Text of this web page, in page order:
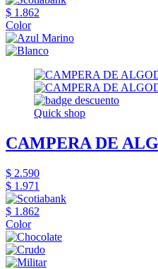
$ 1.862
Color
Quick shop
CAMPERA DE
$ 2.590
$ 1.971
$ 1.862
Color